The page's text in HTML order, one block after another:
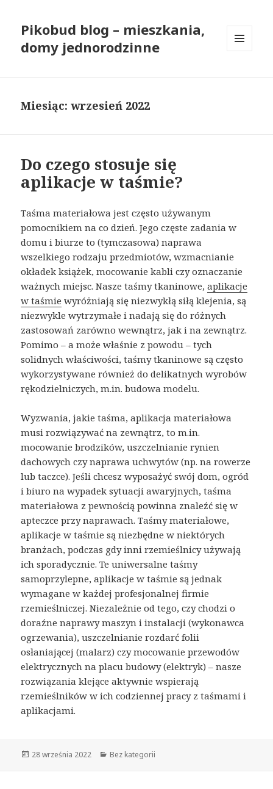
Pikobud blog – mieszkania,
domy jednorodzinne
Miesiąc: wrzesień 2022
Do czego stosuje się
aplikacje w taśmie?
Taśma materiałowa jest często używanym
pomocnikiem na co dzień. Jego częste zadania w
domu i biurze to (tymczasowa) naprawa
wszelkiego rodzaju przedmiotów, wzmacnianie
okładek książek, mocowanie kabli czy oznaczanie
ważnych miejsc. Nasze taśmy tkaninowe,aplikacje
w taśmie wyróżniają się niezwykłą siłą klejenia, są
niezwykle wytrzymałe i nadają się do różnych
zastosowań zarówno wewnątrz, jak i na zewnątrz.
Pomimo – a może właśnie z powodu – tych
solidnych właściwości, taśmy tkaninowe są często
wykorzystywane również do delikatnych wyrobów
rękodzielniczych, m.in. budowa modelu.
Wyzwania, jakie taśma, aplikacja materiałowa
musi rozwiązywać na zewnątrz, to m.in.
mocowanie brodzików, uszczelnianie rynien
dachowych czy naprawa uchwytów (np. na rowerze
lub taczce). Jeśli chcesz wyposażyć swój dom, ogród
i biuro na wypadek sytuacji awaryjnych, taśma
materiałowa z pewnością powinna znaleźć się w
apteczce przy naprawach. Taśmy materiałowe,
aplikacje w taśmie są niezbędne w niektórych
branżach, podczas gdy inni rzemieślnicy używają
ich sporadycznie. Te uniwersalne taśmy
samoprzylepne, aplikacje w taśmie są jednak
wymagane w każdej profesjonalnej firmie
rzemieślniczej. Niezależnie od tego, czy chodzi o
doraźne naprawy maszyn i instalacji (wykonawca
ogrzewania), uszczelnianie rozdarć folii
osłaniającej (malarz) czy mocowanie przewodów
elektrycznych na placu budowy (elektryk) – nasze
rozwiązania klejące aktywnie wspierają
rzemieślników w ich codziennej pracy z taśmami i
aplikacjami.
Opublikowano
28 września 2022 Kategorie
Bez kategorii